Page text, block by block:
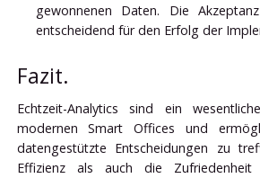
gewonnenen Daten. Die
entscheidend für den Erfolg der
Fazit.
Echtzeit-Analytics sind ein
modernen Smart Offices und
datengestützte Entscheidungen zu
Effizienz als auch die Zufriedenheit